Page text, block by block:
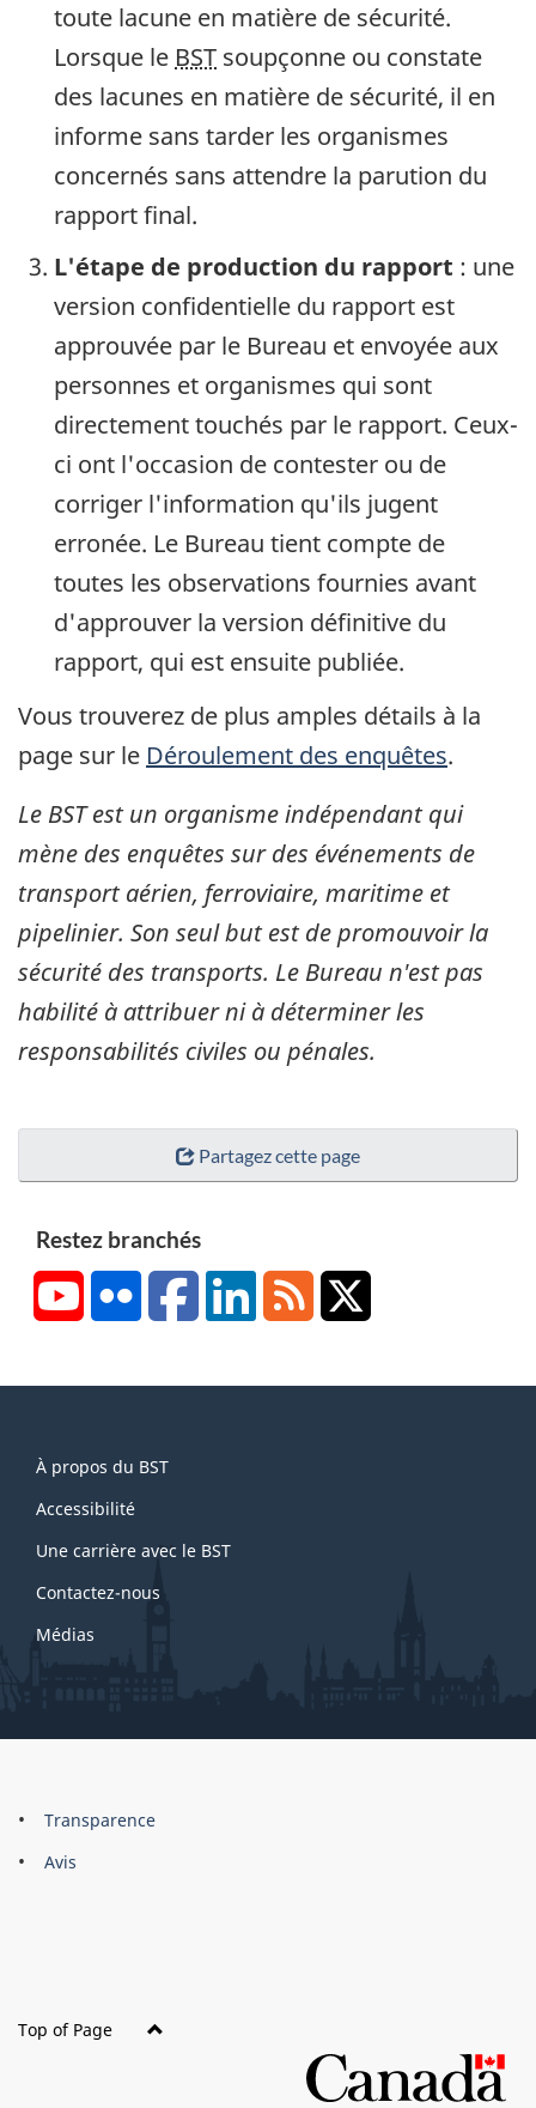
toute lacune en matière de sécurité.
Lorsque le BST soupçonne ou constate
des lacunes en matière de sécurité, il en
informe sans tarder les organismes
concernés sans attendre la parution du
rapport final.
L'étape de production du rapport : une
version confidentielle du rapport est
approuvée par le Bureau et envoyée aux
personnes et organismes qui sont
directement touchés par le rapport. Ceux-
ci ont l'occasion de contester ou de
corriger l'information qu'ils jugent
erronée. Le Bureau tient compte de
toutes les observations fournies avant
d'approuver la version définitive du
rapport, qui est ensuite publiée.
Vous trouverez de plus amples détails à la
page sur le Déroulement des enquêtes.
Le BST est un organisme indépendant qui
mène des enquêtes sur des événements de
transport aérien, ferroviaire, maritime et
pipelinier. Son seul but est de promouvoir la
sécurité des transports. Le Bureau n'est pas
habilité à attribuer ni à déterminer les
responsabilités civiles ou pénales.
Partagez cette page
Restez branchés
YouTubeFlickr FacebookLinkedInRSS
this
site
À propos du BST
Accessibilité
Une carrière avec le BST
Contactez-nous
Médias
About
this
Brand
Transparence
Avis
Top of Page